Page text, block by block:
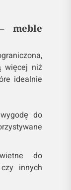
meble
więcej niż
idealnie
do
do
innych